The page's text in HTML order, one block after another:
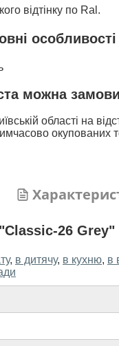
відтінку по Ral.
можна
області на
окупованих
26 Grey"
, в дитячу, в кухню, в